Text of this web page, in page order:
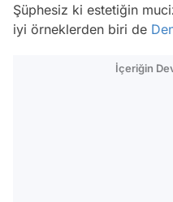
Şüphesiz ki estetiğin
iyi örneklerden biri de
İçeriğin